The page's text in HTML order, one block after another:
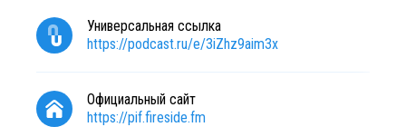
Универсальная ссылка
https://podcast.ru/e/3iZhz9aim3x
Официальный сайт
https://pif.fireside.fm